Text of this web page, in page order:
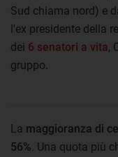
Sud chiama nord) e
l'ex presidente della
dei 6 senatori a vita,
gruppo.
La maggioranza di
56% . Una quota più